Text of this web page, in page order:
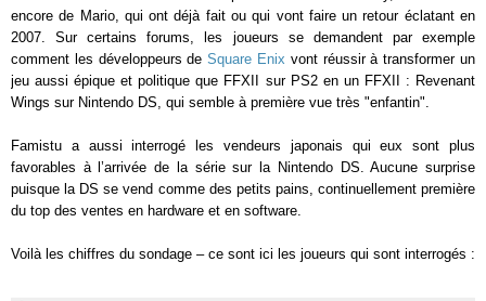
encore de Mario, qui ont déjà fait ou qui vont faire un retour éclatant en
2007. Sur certains forums, les joueurs se demandent par exemple
comment les développeurs deSquare Enix vont réussir à transformer un
jeu aussi épique et politique que FFXII sur PS2 en un FFXII : Revenant
Wings sur Nintendo DS, qui semble à première vue très "enfantin".
Famistu a aussi interrogé les vendeurs japonais qui eux sont plus
favorables à l’arrivée de la série sur la Nintendo DS. Aucune surprise
puisque la DS se vend comme des petits pains, continuellement première
du top des ventes en hardware et en software.
Voilà les chiffres du sondage – ce sont ici les joueurs qui sont interrogés :